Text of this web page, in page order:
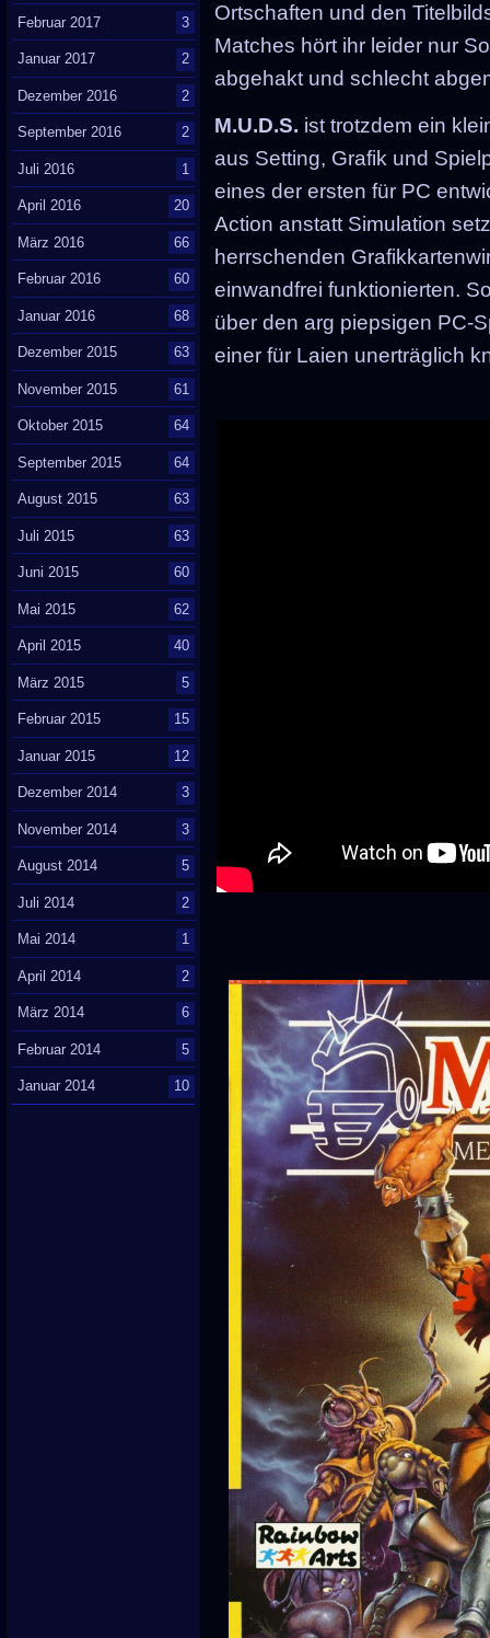
Ortschaften und den
Matches hört ihr leider nur
abgehakt und schlecht
M.U.D.S. ist trotzdem ein
aus Setting, Grafik und
eines der ersten für PC
Action anstatt Simulation
herrschenden
einwandfrei funktionierten.
über den arg piepsigen PC-
einer für Laien unerträglich
Februar 2017 3
Januar 2017 2
Dezember 2016 2
September 2016 2
Juli 2016 1
April 2016 20
März 2016 66
Februar 2016 60
Januar 2016 68
Dezember 2015 63
November 2015 61
Oktober 2015 64
September 2015 64
August 2015 63
Juli 2015 63
Juni 2015 60
Mai 2015 62
April 2015 40
März 2015 5
Februar 2015 15
Januar 2015 12
Dezember 2014 3
November 2014 3
August 2014 5
Juli 2014 2
Mai 2014 1
April 2014 2
März 2014 6
Februar 2014 5
Januar 2014 10